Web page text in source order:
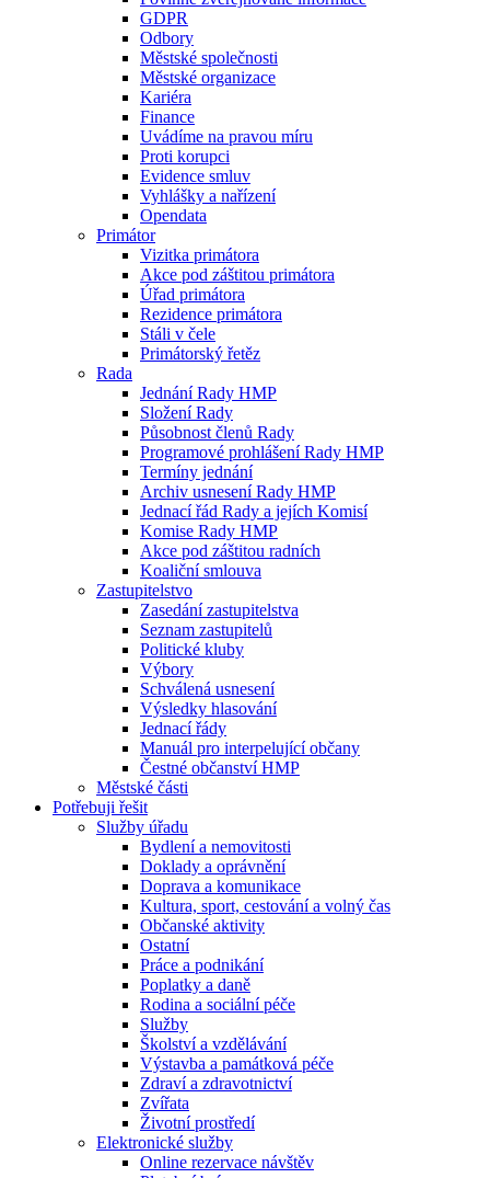
GDPR
Odbory
Městské společnosti
Městské organizace
Kariéra
Finance
Uvádíme na pravou míru
Proti korupci
Evidence smluv
Vyhlášky a nařízení
Opendata
Primátor
Vizitka primátora
Akce pod záštitou primátora
Úřad primátora
Rezidence primátora
Stáli v čele
Primátorský řetěz
Rada
Jednání Rady HMP
Složení Rady
Působnost členů Rady
Programové prohlášení Rady HMP
Termíny jednání
Archiv usnesení Rady HMP
Jednací řád Rady a jejích Komisí
Komise Rady HMP
Akce pod záštitou radních
Koaliční smlouva
Zastupitelstvo
Zasedání zastupitelstva
Seznam zastupitelů
Politické kluby
Výbory
Schválená usnesení
Výsledky hlasování
Jednací řády
Manuál pro interpelující občany
Čestné občanství HMP
Městské části
Potřebuji řešit
Služby úřadu
Bydlení a nemovitosti
Doklady a oprávnění
Doprava a komunikace
Kultura, sport, cestování a volný čas
Občanské aktivity
Ostatní
Práce a podnikání
Poplatky a daně
Rodina a sociální péče
Služby
Školství a vzdělávání
Výstavba a památková péče
Zdraví a zdravotnictví
Zvířata
Životní prostředí
Elektronické služby
Online rezervace návštěv